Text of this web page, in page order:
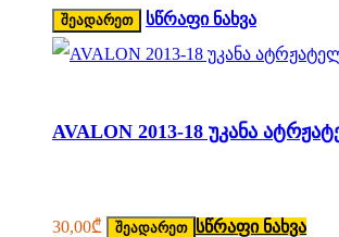
შეადარეთ სწრაფი ნახვა
AVALON 2013-18 უკანა
30,00₾ შეადარეთ სწრაფი ნახვა